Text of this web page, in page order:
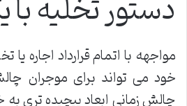
مواجهه با اتمام قرارداد اجاره
خود می تواند برای موجران